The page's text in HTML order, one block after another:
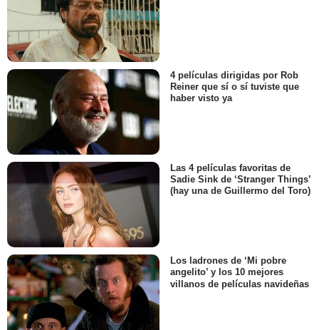
4 películas dirigidas por Rob
Reiner que sí o sí tuviste que
haber visto ya
Las 4 películas favoritas de
Sadie Sink de ‘Stranger Things’
(hay una de Guillermo del Toro)
Los ladrones de ‘Mi pobre
angelito’ y los 10 mejores
villanos de películas navideñas